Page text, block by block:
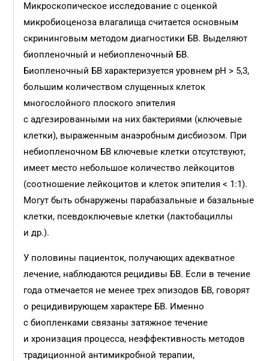
Микроскопическое исследование с оценкой
микробиоценоза влагалища считается основным
скрининговым методом диагностики БВ. Выделяют
биопленочный и небиопленочный БВ.
Биопленочный БВ характеризуется уровнем рН > 5,3,
большим количеством слущенных клеток
многослойного плоского эпителия
с адгезированными на них бактериями (ключевые
клетки), выраженным анаэробным дисбиозом. При
небиопленочном БВ ключевые клетки отсутствуют,
имеет место небольшое количество лейкоцитов
(соотношение лейкоцитов и клеток эпителия < 1:1).
Могут быть обнаружены парабазальные и базальные
клетки, псевдоключевые клетки (лактобациллы
и др.).
У половины пациенток, получающих адекватное
лечение, наблюдаются рецидивы БВ. Если в течение
года отмечается не менее трех эпизодов БВ, говорят
о рецидивирующем характере БВ. Именно
с биопленками связаны затяжное течение
и хронизация процесса, неэффективность методов
традиционной антимикробной терапии,